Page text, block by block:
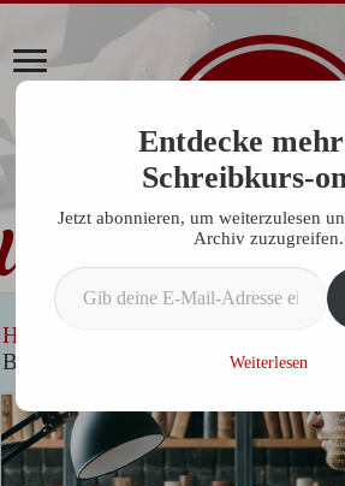
Home
Wie KI
Blick auf die Vorteile und
Entdecke
Schreibkurs-
Jetzt abonnieren, um weiterzulesen
Archiv zuzugreifen.
Gib deine E-Mail-Adresse ein ...
Weiterlesen